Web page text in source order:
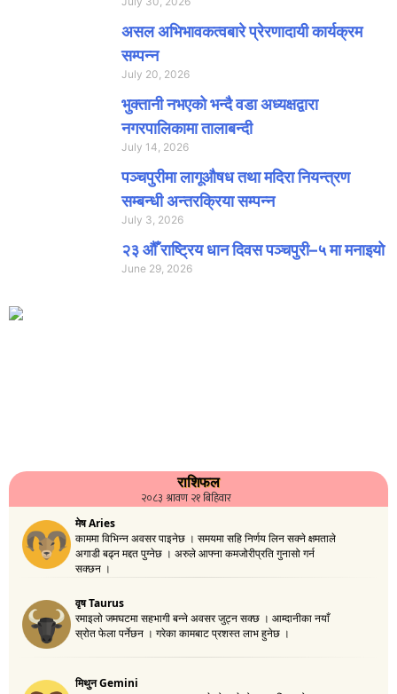
असल अभिभावकत्वबारे प्रेरणादायी कार्यक्रम
सम्पन्न
July 20, 2026
भुक्तानी नभएको भन्दै वडा अध्यक्षद्वारा
नगरपालिकामा तालाबन्दी
July 14, 2026
पञ्चपुरीमा लागूऔषध तथा मदिरा नियन्त्रण
सम्बन्धी अन्तरक्रिया सम्पन्न
July 3, 2026
२३ औँ राष्ट्रिय धान दिवस पञ्चपुरी–५ मा मनाइयाे
June 29, 2026